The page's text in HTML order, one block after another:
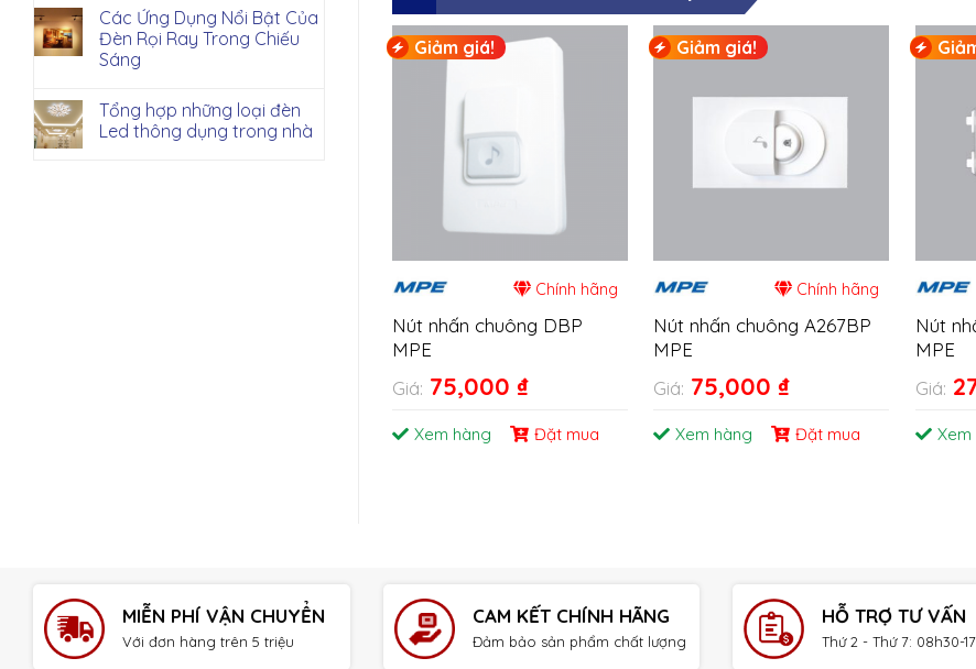
Các Ứng Dụng Nổi Bật Của
Đèn Rọi Ray Trong Chiếu
Sáng
Tổng hợp những loại đèn
Led thông dụng trong nhà
Giảm giá!
Chính hãng
Nút nhấn chuông DBP
MPE
Giá: 75,000 ₫
Xem hàng Đặt mua
Giảm giá!
Chính hãng
Nút nhấn chuông A267BP
MPE
Giá: 75,000 ₫
Xem hàng Đặt mua
Nút
MPE
Giá:
Xem
MIỄN PHÍ VẬN CHUYỂN
Với đơn hàng trên 5 triệu
CAM KẾT CHÍNH HÃNG
Đảm bảo sản phẩm chất lượng
HỖ TRỢ TƯ VẤN
Thứ 2 - Thứ 7: 08h30-